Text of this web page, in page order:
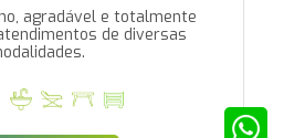
agradável e totalmente
de diversas